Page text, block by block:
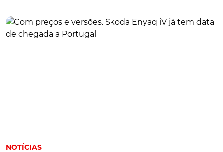
NOTÍCIAS